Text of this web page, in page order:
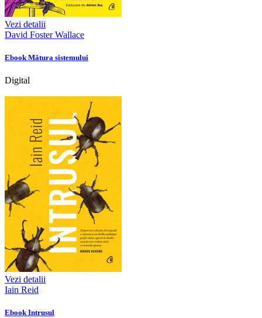
Vezi detalii
David Foster Wallace
Ebook Mătura sistemului
Digital
Vezi detalii
Iain Reid
Ebook Intrusul